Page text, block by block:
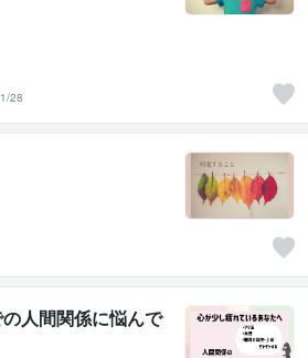
28
人間関係に悩んで